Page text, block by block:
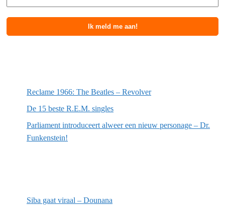
Reclame 1966: The Beatles – Revolver
De 15 beste R.E.M. singles
Parliament introduceert alweer een nieuw personage – Dr.
Funkenstein!
Siba gaat viraal – Dounana